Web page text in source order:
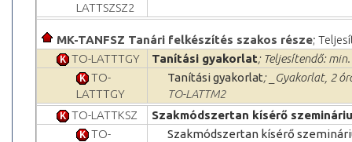
LATTSZSZ2
MK-TANFSZ Tanári felkészítés szakos része;
TO-LATTTGY
Tanítási gyakorlat; Teljesítendő:
TO-
LATTTGY
Tanítási gyakorlat; _Gyakorlat, 2
TO-LATTM2
TO-LATTKSZ
Szakmódszertan kísérő
TO-
Szakmódszertan kísérő